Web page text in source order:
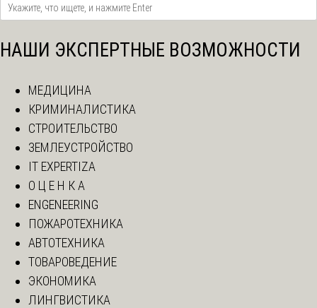
НАШИ ЭКСПЕРТНЫЕ ВОЗМОЖНОСТИ
МЕДИЦИНА
КРИМИНАЛИСТИКА
СТРОИТЕЛЬСТВО
ЗЕМЛЕУСТРОЙСТВО
IT EXPERTIZA
О Ц Е Н К А
ENGENEERING
ПОЖАРОТЕХНИКА
АВТОТЕХНИКА
ТОВАРОВЕДЕНИЕ
ЭКОНОМИКА
ЛИНГВИСТИКА